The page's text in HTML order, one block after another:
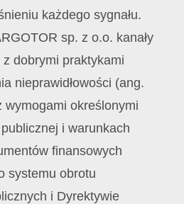
każdego sygnału.
sp. z o.o. kanały
z dobrymi praktykami
nieprawidłowości (ang.
wymogami określonymi
i warunkach
finansowych
systemu obrotu
i Dyrektywie